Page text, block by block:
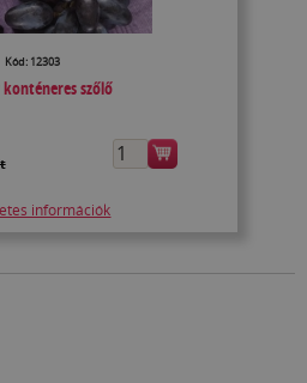
Kód: 12303
szőlő
információk